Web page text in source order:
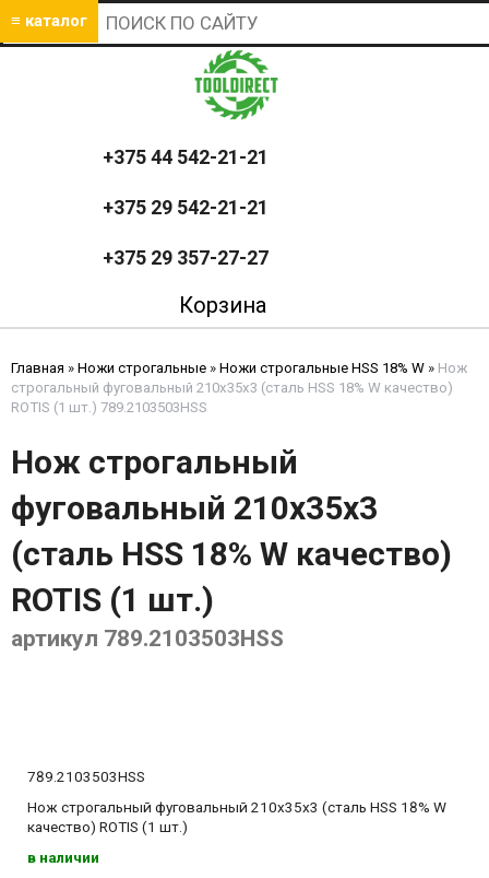
≡ каталог
+375 44 542-21-21
+375 29 542-21-21
+375 29 357-27-27
Корзина
Главная » Ножи строгальные » Ножи строгальные HSS 18% W » Нож
строгальный фуговальный 210x35x3 (сталь HSS 18% W качество)
ROTIS (1 шт.) 789.2103503HSS
Нож строгальный
фуговальный 210x35x3
(сталь HSS 18% W качество)
ROTIS (1 шт.)
артикул 789.2103503HSS
789.2103503HSS
Нож строгальный фуговальный 210x35x3 (сталь HSS 18% W
качество) ROTIS (1 шт.)
в наличии